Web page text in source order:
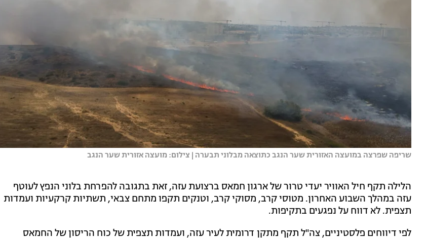
שריפה שפרצה במועצה האזורית שער הנגב כתוצאה מבלוני תבערה | צילום: מועצה אזורית שער הנגב
הלילה תקף חיל האוויר יעדי טרור של ארגון חמאס ברצועת עזה, זאת בתגובה להפרחת בלוני הנפץ לעוטף
עזה במהלך השבוע האחרון. מטוסי קרב, מסוקי קרב, וטנקים תקפו מתחם צבאי, תשתיות קרקעיות ועמדות
תצפית. לא דווח על נפגעים בתקיפות.
לפי דיווחים פלסטיניים, צה"ל תקף מתקן דרומית לעיר עזה, ועמדות תצפית של כוח הריסון של החמאס